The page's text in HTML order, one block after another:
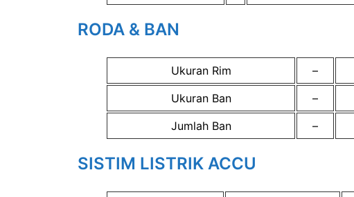
RODA & BAN
Ukuran Rim –
Ukuran Ban
–
Jumlah Ban
–
SISTIM LISTRIK ACCU